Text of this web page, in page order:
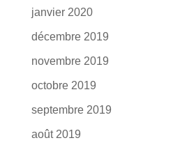
janvier 2020
décembre 2019
novembre 2019
octobre 2019
septembre 2019
août 2019